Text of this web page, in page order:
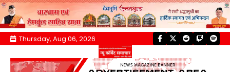
Skip
content
Thursday, Aug 06, 2026 facebook
twitterreddittwitch